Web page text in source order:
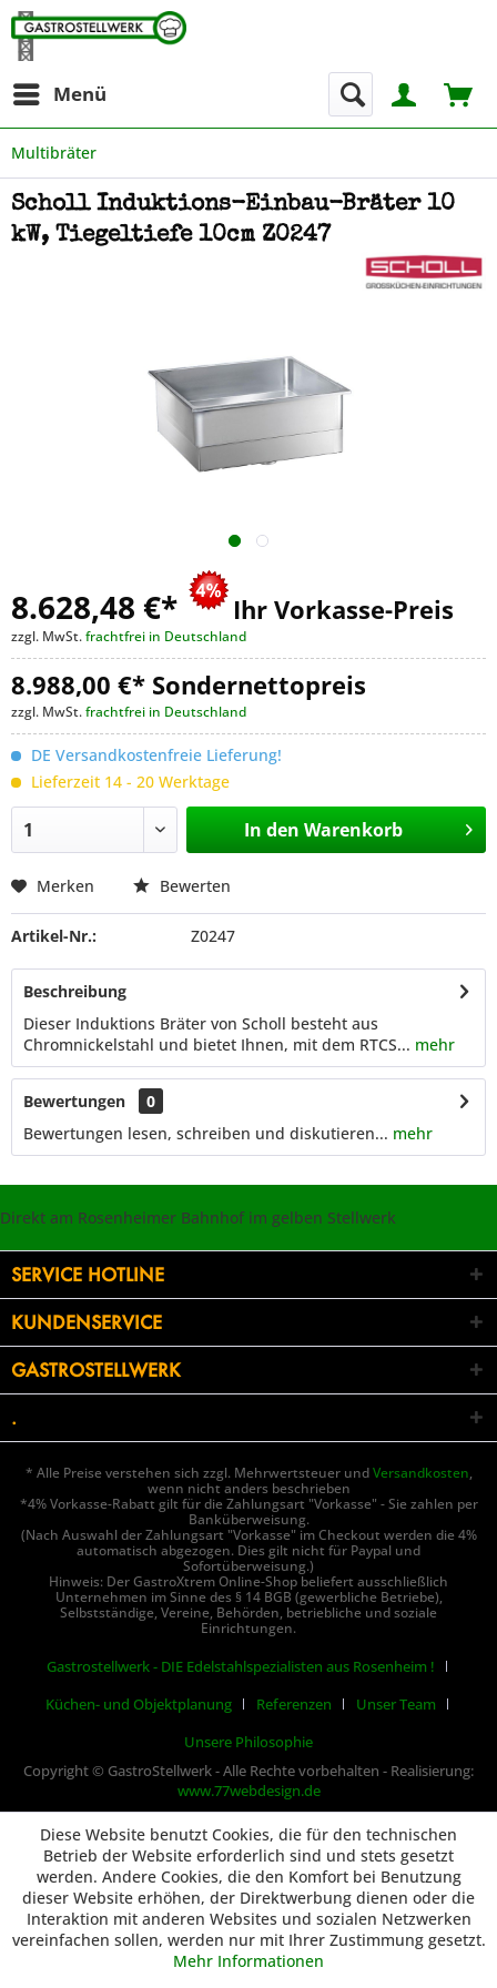
Menü
Multibräter
Scholl Induktions-Einbau-Bräter 10
kW, Tiegeltiefe 10cm Z0247
8.628,48 €* Ihr Vorkasse-Preis
zzgl. MwSt.frachtfrei in Deutschland
8.988,00 €* Sondernettopreis
zzgl. MwSt.frachtfrei in Deutschland
DE Versandkostenfreie Lieferung!
Lieferzeit 14 - 20 Werktage
In den Warenkorb
Merken Bewerten
Artikel-Nr.: Z0247
Beschreibung
Dieser Induktions Bräter von Scholl besteht aus
Chromnickelstahl und bietet Ihnen, mit dem RTCS... mehr
Bewertungen
0
Bewertungen lesen, schreiben und diskutieren... mehr
Direkt am Rosenheimer Bahnhof im gelben Stellwerk
SERVICE HOTLINE
KUNDENSERVICE
GASTROSTELLWERK
.
* Alle Preise verstehen sich zzgl. Mehrwertsteuer undVersandkosten,
wenn nicht anders beschrieben
*4% Vorkasse-Rabatt gilt für die Zahlungsart "Vorkasse" - Sie zahlen per
Banküberweisung.
(Nach Auswahl der Zahlungsart "Vorkasse" im Checkout werden die 4%
automatisch abgezogen. Dies gilt nicht für Paypal und
Sofortüberweisung.)
Hinweis: Der GastroXtrem Online-Shop beliefert ausschließlich
Unternehmen im Sinne des § 14 BGB (gewerbliche Betriebe),
Selbstständige, Vereine, Behörden, betriebliche und soziale
Einrichtungen.
Gastrostellwerk - DIE Edelstahlspezialisten aus Rosenheim !
Küchen- und Objektplanung
Referenzen
Unser Team
Unsere Philosophie
Copyright © GastroStellwerk - Alle Rechte vorbehalten - Realisierung:
www.77webdesign.de
Diese Website benutzt Cookies, die für den technischen
Betrieb der Website erforderlich sind und stets gesetzt
werden. Andere Cookies, die den Komfort bei Benutzung
dieser Website erhöhen, der Direktwerbung dienen oder die
Interaktion mit anderen Websites und sozialen Netzwerken
vereinfachen sollen, werden nur mit Ihrer Zustimmung gesetzt.
Mehr Informationen